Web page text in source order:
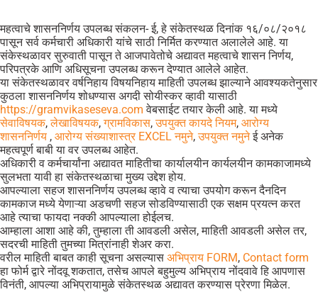
महत्वाचे शासननिर्णय उपलब्ध संकलन- ई, हे संकेतस्थळ दिनांक १६/०८/२०१८
पासून सर्व कर्मचारी अधिकारी यांचे साठी निर्मित करण्यात अलालेले आहे. या
संकेस्थळावर सुरुवाती पासून ते आजपावेतोचे अद्यावत महत्वाचे शासन निर्णय,
परिपत्रके आणि अधिसूचना उपलब्ध करून देण्यात आलेले आहेत.
या संकेतस्थळावर वर्षनिहाय विषयनिहाय माहिती उपलब्ध झाल्याने आवश्यकतेनुसार
कुठला शासननिर्णय शोधण्यास अगदी सोयीस्कर व्हावी यासाठी
https://gramvikaseseva.com वेबसाईट तयार केली आहे. या मध्ये
सेवाविषयक,लेखाविषयक,ग्रामविकास,उपयुक्त कायदे नियम, आरोग्य
शासननिर्णय , आरोग्य संख्याशास्त्र EXCEL नमुने,उपयुक्त नमुनेई अनेक
महत्वपूर्ण बाबी या वर उपलब्ध आहेत.
अधिकारी व कर्मचार्यांना अद्यावत माहितीचा कार्यालयीन कार्यलयीन कामकाजामध्ये
सुलभता यावी हा संकेतस्थळाचा मुख्य उद्देश होय.
आपल्याला सहज शासननिर्णय उपलब्ध व्हावे व त्याचा उपयोग करून दैनदिन
कामकाज मध्ये येणाऱ्या अडचणी सहज सोडविण्यासाठी एक सक्षम प्रयत्न करत
आहे त्याचा फायदा नक्की आपल्याला होईलच.
आम्हाला आशा आहे की, तुम्हाला ती आवडली असेल, माहिती आवडली असेल तर,
सदरची माहिती तुमच्या मित्रांनाही शेअर करा.
वरील माहिती बाबत काही सूचना असल्यास अभिप्राय FORM, Contact form
हा फोर्म द्वारे नोंदवू शकतात, तसेच आपले बहुमुल्य अभिप्राय नोंदवावे हि आपणास
विनंती, आपल्या अभिप्रायामुळे संकेतस्थळ अद्यावत करण्यास प्रेरणा मिळेल.